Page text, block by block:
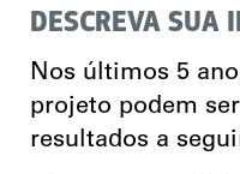
DESCREVA SUA
Nos últimos 5
projeto podem
resultados a